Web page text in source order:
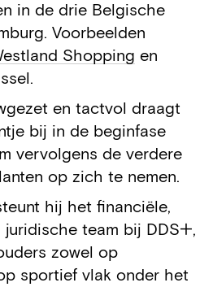
in de drie Belgische
Voorbeelden
Shopping en
en tactvol draagt
bij in de beginfase
vervolgens de verdere
op zich te nemen.
hij het financiële,
juridische team bij DDS+,
zowel op
sportief vlak onder het